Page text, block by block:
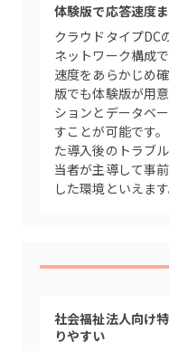
体験版で応答速度
クラウドタイプDC
ネットワーク構成
速度をあらかじめ
版でも体験版が用
ションとデータベ
すことが可能です
た導入後のトラブ
当者が主導して事
した環境といえます
社会福祉法人向け
りやすい